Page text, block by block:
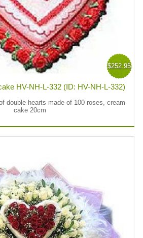
$252.95
HV-NH-L-332 (ID: HV-NH-L-332)
double hearts made of 100 roses, cream
cake 20cm